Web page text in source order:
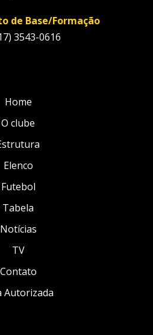
de Base/Formação
3543-0616
Home
O clube
Elenco
Futebol
Tabela
Notícias
TV
Contato
Autorizada